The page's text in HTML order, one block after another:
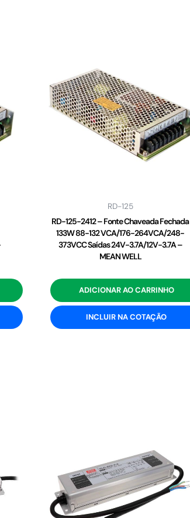
RD-125
RD-125-2412 – Fonte Chaveada Fechada
133W 88-132 VCA/176-264VCA/248-
373VCC Saídas 24V-3.7A/12V-3.7A –
MEAN WELL
ADICIONAR AO CARRINHO
INCLUIR NA COTAÇÃO